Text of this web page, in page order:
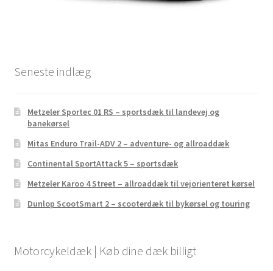
Seneste indlæg
Metzeler Sportec 01 RS – sportsdæk til landevej og
banekørsel
Mitas Enduro Trail-ADV 2 – adventure- og allroaddæk
Continental SportAttack 5 – sportsdæk
Metzeler Karoo 4 Street – allroaddæk til vejorienteret kørsel
Dunlop ScootSmart 2 – scooterdæk til bykørsel og touring
Motorcykeldæk | Køb dine dæk billigt